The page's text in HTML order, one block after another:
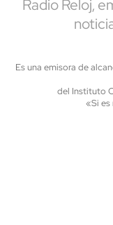
Radio Reloj,
Es una emisora de
del Instituto
«Si es